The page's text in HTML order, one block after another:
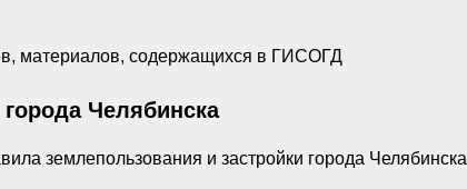
материалов, содержащихся в ГИСОГД
Челябинска
и застройки города Челябинска